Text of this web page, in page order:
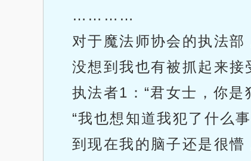
…………
对于魔法师协会的执法部
没想到我也有被抓起来接
执法者1：“君女士，你
“我也想知道我犯了什么事
到现在我的脑子还是很